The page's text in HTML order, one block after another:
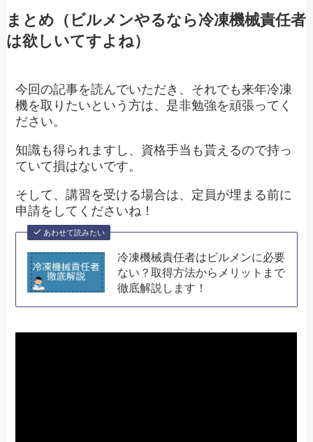
まとめ（ビルメンやるなら冷凍機械責任者
は欲しいてすよね）
今回の記事を読んでいただき、それでも来年冷凍
機を取りたいという方は、是非勉強を頑張ってく
ださい。
知識も得られますし、資格手当も貰えるので持っ
ていて損はないです。
そして、講習を受ける場合は、定員が埋まる前に
申請をしてくださいね！
あわせて読みたい
冷凍機械責任者はビルメンに必要
ない？取得方法からメリットまで
徹底解説します！